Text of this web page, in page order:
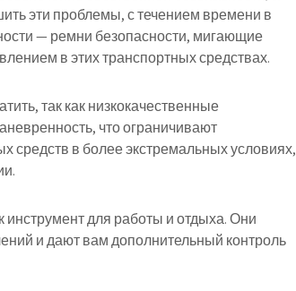
эти проблемы, с течением времени в
— ремни безопасности, мигающие
в этих транспортных средствах.
так как низкокачественные
что ограничивают
средств в более экстремальных условиях,
инструмент для работы и отдыха. Они
и дают вам дополнительный контроль